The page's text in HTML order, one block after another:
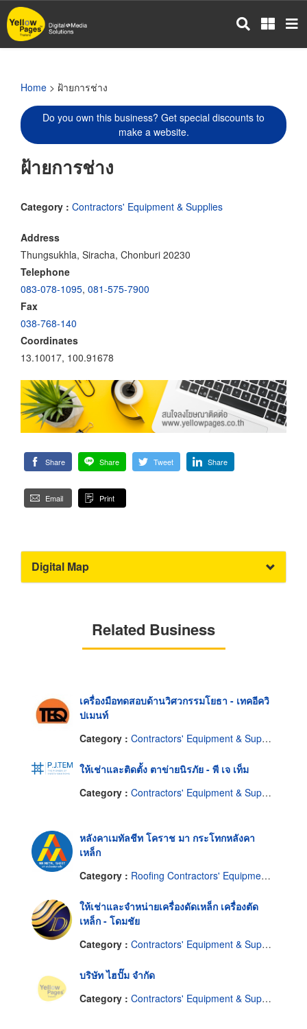
Skip
to
main
Home > ฝ้ายการช่าง
Do you own this business? Get special discounts to
make a website.
ฝ้ายการช่าง
Category : Contractors' Equipment & Supplies
Address
Thungsukhla, Siracha, Chonburi 20230
Telephone
083-078-1095, 081-575-7900
Fax
038-768-140
Coordinates
13.10017, 100.91678
Share Share Tweet Share
Email Print
Digital Map
Related Business
เครื่องมือทดสอบด้านวิศวกรรมโยธา - เทคอีควิ
ปเมนท์
Category : Contractors' Equipment & Supplies
ให้เช่าและติดตั้ง ตาข่ายนิรภัย - พี เจ เท็ม
Category : Contractors' Equipment & Supplies-Renting
หลังคาเมทัลชีท โคราช มา กระโทกหลังคา
เหล็ก
Category : Roofing Contractors' Equipment & Supplies
ให้เช่าและจำหน่ายเครื่องดัดเหล็ก เครื่องตัด
เหล็ก - โดมชัย
Category : Contractors' Equipment & Supplies-Renting
บริษัท ไฮปั๊ม จำกัด
Category : Contractors' Equipment & Supplies